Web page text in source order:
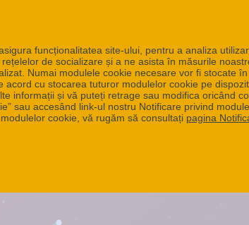
funcționalitatea site-ului, pentru a analiza
de socializare și a ne asista în măsurile
Numai modulele cookie necesare vor fi stocate
acord cu stocarea tuturor modulelor cookie pe
informații și vă puteți retrage sau modifica oricând
sau accesând link-ul nostru Notificare privind
cookie, vă rugăm să consultați pagina